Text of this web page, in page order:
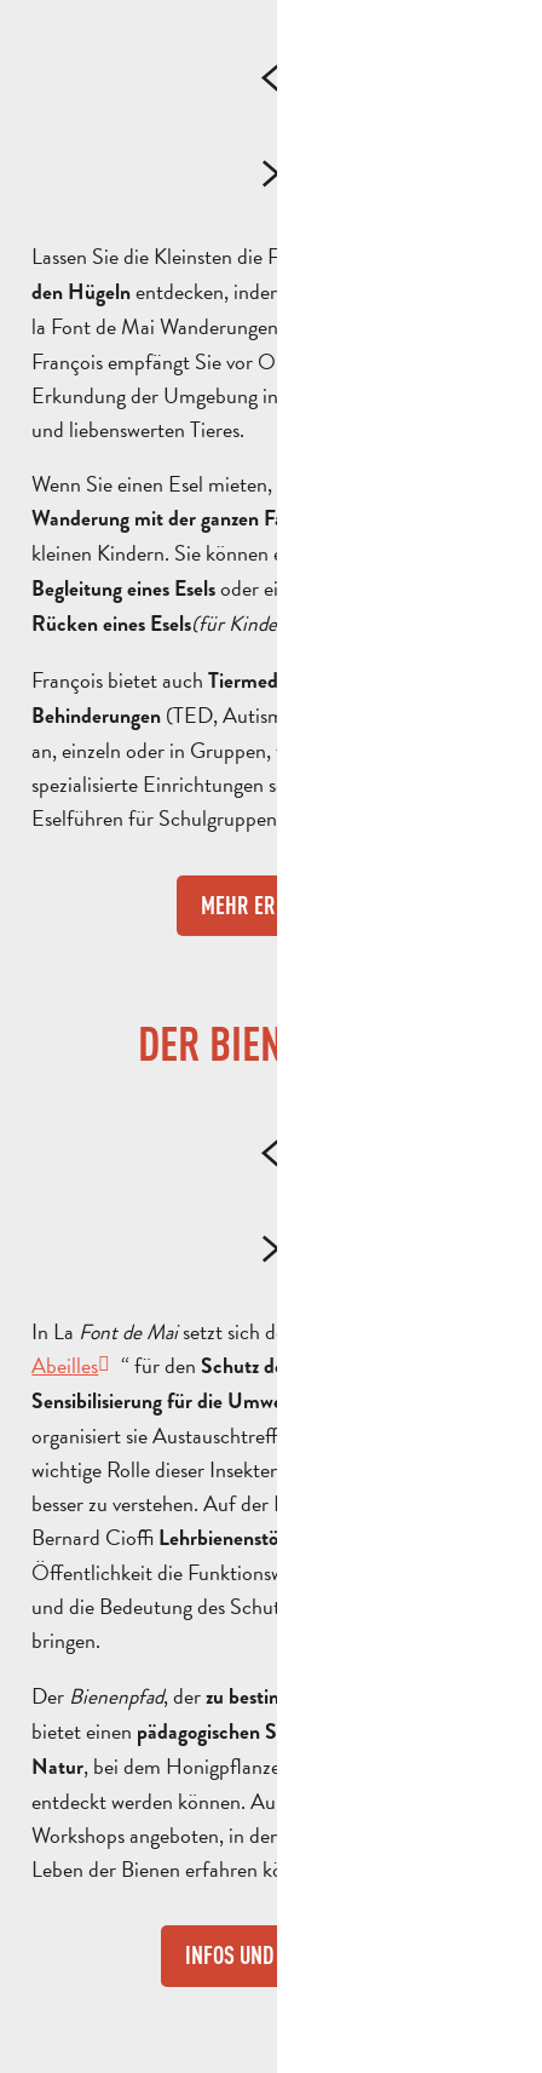
Lassen Sie die Kleinsten die Freude an
den Hügelnentdecken, indem Sie auf der Domaine de
la Font de Mai Wanderungen
François empfängt Sie vor Ort und begleitet Sie bei der
Erkundung der Umgebung in Begleitung dieses sanften
und liebenswerten Tieres.
Wenn Sie einen Esel mieten, können Sie eine
Wanderung mit der ganzen Familie
kleinen Kindern. Sie können eine einfache
Begleitung eines Eselsoder einen
Rücken eines Esels(für Kinder unter 40 kg)
François bietet auchTiermediation
Behinderungen (TED, Autismus, assoziierte Störungen)
an, einzeln oder in Gruppen, für Privatpersonen und
spezialisierte Einrichtungen sowie Einführungen in das
Eselführen für Schulgruppen.
MEHR ERFAHREN
DER BIENENPFAD
In La Font de Maisetzt sich der Verein “
Abeilles
“ für denSchutz der Bienen und die
Sensibilisierung für die Umwelt ein
organisiert sie Austauschtreffen und Schulungen, um die
wichtige Rolle dieser Insekten in unserem Ökosystem
besser zu verstehen. Auf der Domäne hat ihr Präsident
Bernard Cioffi Lehrbienenstöcke
Öffentlichkeit die Funktionsweise eines Bienenstocks
und die Bedeutung des Schutzes der Bienen näher zu
bringen.
Der Bienenpfad, derzu bestimmten Zeiten belebt
bietet einen pädagogischen Spaziergang inmitten der
Natur, bei dem Honigpflanzen und
entdeckt werden können. Außerdem werden interaktive
Workshops angeboten, in denen Sie mehr über das
Leben der Bienen erfahren können.
INFOS UND BUCHUNG